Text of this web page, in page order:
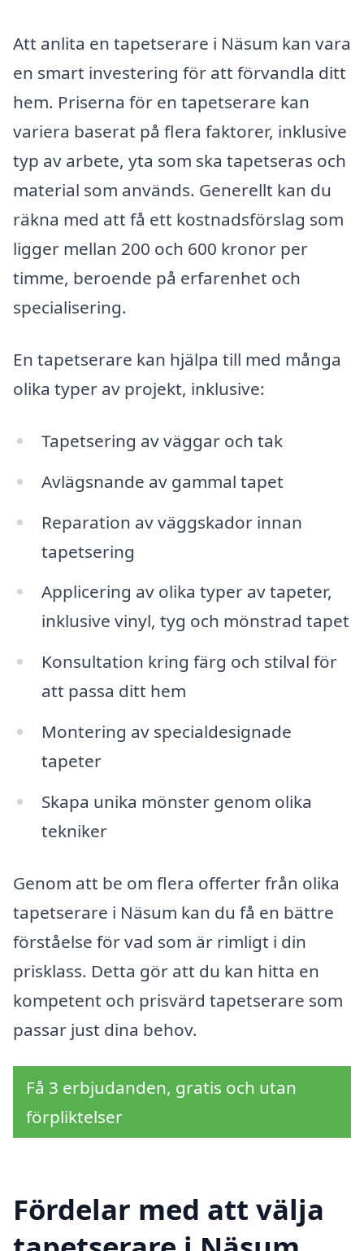
Att anlita en tapetserare i Näsum kan vara
en smart investering för att förvandla ditt
hem. Priserna för en tapetserare kan
variera baserat på flera faktorer, inklusive
typ av arbete, yta som ska tapetseras och
material som används. Generellt kan du
räkna med att få ett kostnadsförslag som
ligger mellan 200 och 600 kronor per
timme, beroende på erfarenhet och
specialisering.
En tapetserare kan hjälpa till med många
olika typer av projekt, inklusive:
Tapetsering av väggar och tak
Avlägsnande av gammal tapet
Reparation av väggskador innan
tapetsering
Applicering av olika typer av tapeter,
inklusive vinyl, tyg och mönstrad tapet
Konsultation kring färg och stilval för
att passa ditt hem
Montering av specialdesignade
tapeter
Skapa unika mönster genom olika
tekniker
Genom att be om flera offerter från olika
tapetserare i Näsum kan du få en bättre
förståelse för vad som är rimligt i din
prisklass. Detta gör att du kan hitta en
kompetent och prisvärd tapetserare som
passar just dina behov.
Få 3 erbjudanden, gratis och utan
förpliktelser
Fördelar med att välja